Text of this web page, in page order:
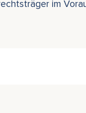
im